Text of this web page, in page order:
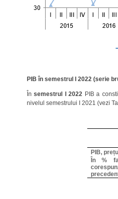
PIB în semestrul I 2022 (serie
În semestrul I 2022 PIB a
nivelul semestrului I 2021 (vezi
PIB,
În %